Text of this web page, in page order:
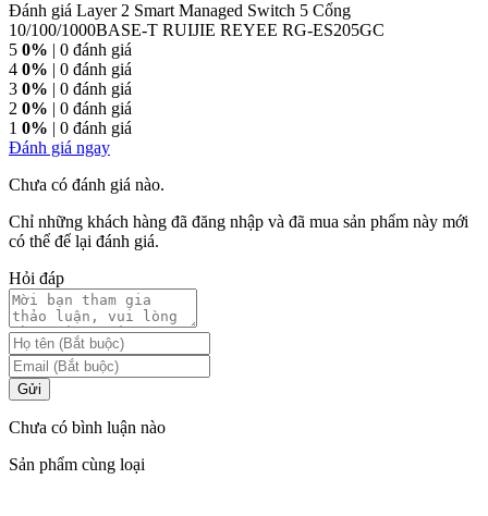
Đánh giá Layer 2 Smart Managed Switch 5 Cổng
10/100/1000BASE-T RUIJIE REYEE RG-ES205GC
5 0% | 0 đánh giá
4 0% | 0 đánh giá
3 0% | 0 đánh giá
2 0% | 0 đánh giá
1 0% | 0 đánh giá
Đánh giá ngay
Chưa có đánh giá nào.
Chỉ những khách hàng đã đăng nhập và đã mua sản phẩm này mới
có thể để lại đánh giá.
Hỏi đáp
Gửi
Chưa có bình luận nào
Sản phẩm cùng loại